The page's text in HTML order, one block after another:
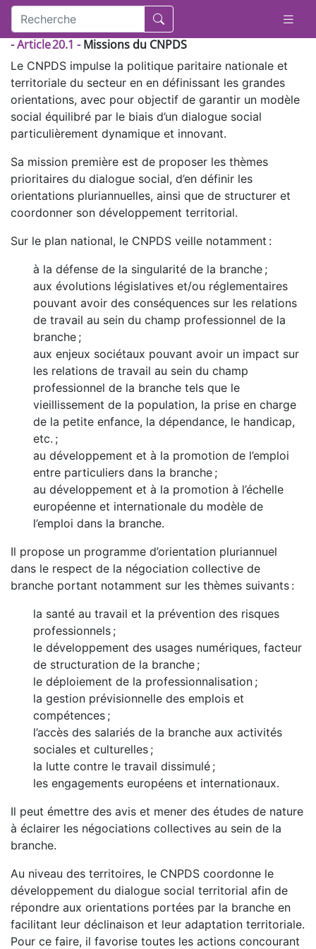
- Article 20.1 -Missions du CNPDS
Le CNPDS impulse la politique paritaire nationale et
territoriale du secteur en en définissant les grandes
orientations, avec pour objectif de garantir un modèle
social équilibré par le biais d’un dialogue social
particulièrement dynamique et innovant.
Sa mission première est de proposer les thèmes
prioritaires du dialogue social, d’en définir les
orientations pluriannuelles, ainsi que de structurer et
coordonner son développement territorial.
Sur le plan national, le CNPDS veille notamment :
à la défense de la singularité de la branche ;
aux évolutions législatives et/ou réglementaires
pouvant avoir des conséquences sur les relations
de travail au sein du champ professionnel de la
branche ;
aux enjeux sociétaux pouvant avoir un impact sur
les relations de travail au sein du champ
professionnel de la branche tels que le
vieillissement de la population, la prise en charge
de la petite enfance, la dépendance, le handicap,
etc. ;
au développement et à la promotion de l’emploi
entre particuliers dans la branche ;
au développement et à la promotion à l’échelle
européenne et internationale du modèle de
l’emploi dans la branche.
Il propose un programme d’orientation pluriannuel
dans le respect de la négociation collective de
branche portant notamment sur les thèmes suivants :
la santé au travail et la prévention des risques
professionnels ;
le développement des usages numériques, facteur
de structuration de la branche ;
le déploiement de la professionnalisation ;
la gestion prévisionnelle des emplois et
compétences ;
l’accès des salariés de la branche aux activités
sociales et culturelles ;
la lutte contre le travail dissimulé ;
les engagements européens et internationaux.
Il peut émettre des avis et mener des études de nature
à éclairer les négociations collectives au sein de la
branche.
Au niveau des territoires, le CNPDS coordonne le
développement du dialogue social territorial afin de
répondre aux orientations portées par la branche en
facilitant leur déclinaison et leur adaptation territoriale.
Pour ce faire, il favorise toutes les actions concourant